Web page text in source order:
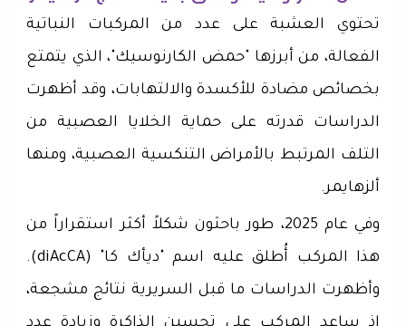
تحتوي العشبة على عدد من المركبات النباتية
الفعالة، من أبرزها "حمض الكارنوسيك"، الذي يتمتع
بخصائص مضادة للأكسدة والالتهابات، وقد أظهرت
الدراسات قدرته على حماية الخلايا العصبية من
التلف المرتبط بالأمراض التنكسية العصبية، ومنها
ألزهايمر.
وفي عام 2025، طور باحثون شكلاً أكثر استقراراً من
هذا المركب أُطلق عليه اسم "ديأك كا" (diAcCA).
وأظهرت الدراسات ما قبل السريرية نتائج مشجعة،